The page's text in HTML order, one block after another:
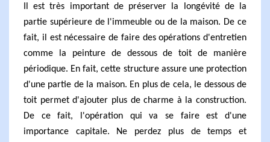
Il est très important de préserver la longévité de la
partie supérieure de l'immeuble ou de la maison. De ce
fait, il est nécessaire de faire des opérations d'entretien
comme la peinture de dessous de toit de manière
périodique. En fait, cette structure assure une protection
d'une partie de la maison. En plus de cela, le dessous de
toit permet d'ajouter plus de charme à la construction.
De ce fait, l'opération qui va se faire est d'une
importance capitale. Ne perdez plus de temps et